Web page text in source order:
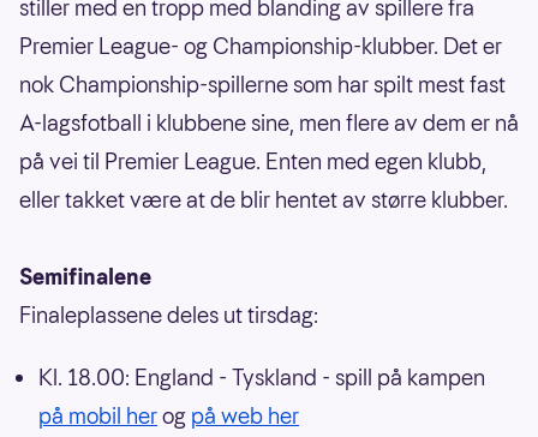
stiller med en tropp med blanding av spillere fra
Premier League- og Championship-klubber. Det er
nok Championship-spillerne som har spilt mest fast
A-lagsfotball i klubbene sine, men flere av dem er nå
på vei til Premier League. Enten med egen klubb,
eller takket være at de blir hentet av større klubber.
Semifinalene
Finaleplassene deles ut tirsdag:
Kl. 18.00: England - Tyskland - spill på kampen
på mobil herog på web her